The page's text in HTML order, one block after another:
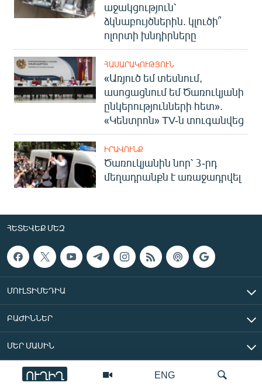
ENG
ՈՒՂԻՂ
աջակցություն՝
ձկնաբույծներին. կլուծի՞
ոլորտի խնդիրները
ՀԱՍԱՐԱԿՈՒԹՅՈՒՆ
«Առյուծ եմ տեսնում,
ասոցացնում եմ Ծառուկյանի
ընկերությունների հետ».
«Կենտրոն» TV-ն տուգանվեց
ԻՐԱՎՈՒՆՔ
Ծառուկյանին նոր՝ 3-րդ
մեղադրանքն է առաջադրվել
ՀԵՏԵՎԵՔ ՄԵԶ
ՄՈՒԼՏԻՄԵԴԻԱ
ԲԱԺԻՆՆԵՐ
ՄԵՐ ՄԱՍԻՆ
«Ազատ Եվրոպա/Ազատություն» ռադիոկայան © 2026